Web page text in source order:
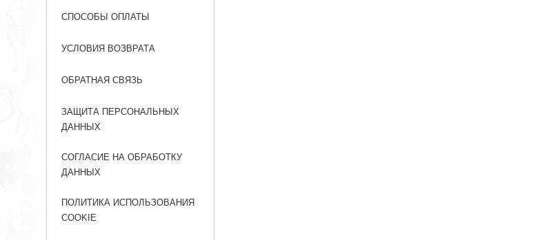
СПОСОБЫ ОПЛАТЫ
УСЛОВИЯ ВОЗВРАТА
ОБРАТНАЯ СВЯЗЬ
ЗАЩИТА ПЕРСОНАЛЬНЫХ
ДАННЫХ
СОГЛАСИЕ НА ОБРАБОТКУ
ДАННЫХ
ПОЛИТИКА ИСПОЛЬЗОВАНИЯ
COOKIE